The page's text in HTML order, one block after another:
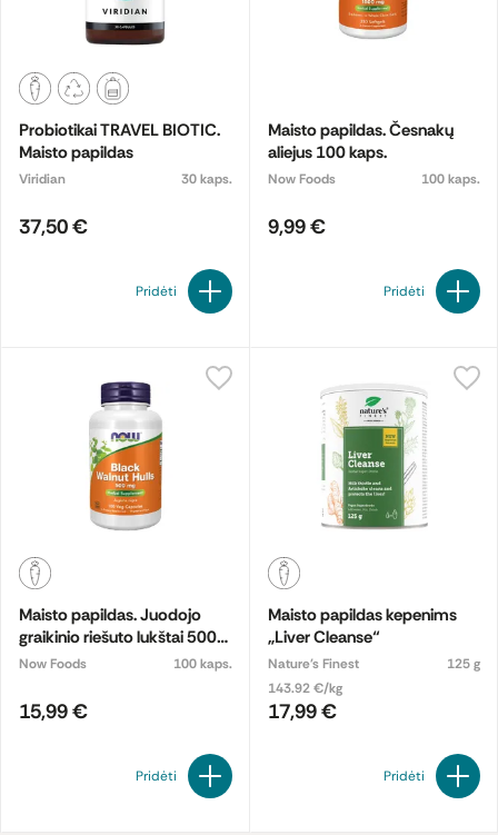
Probiotikai TRAVEL BIOTIC.
Maisto papildas
Viridian 30 kaps.
37,50 €
Pridėti
Maisto papildas. Česnakų
aliejus 100 kaps.
Now Foods 100 kaps.
9,99 €
Pridėti
Maisto papildas. Juodojo
graikinio riešuto lukštai 500
mg.
Now Foods 100 kaps.
15,99 €
Pridėti
Maisto papildas kepenims
„Liver Cleanse“
Nature's Finest
125 g
143.92 €/kg
17,99 €
Pridėti